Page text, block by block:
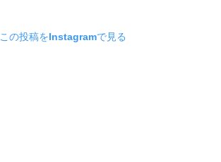
この投稿をInstagramで見る